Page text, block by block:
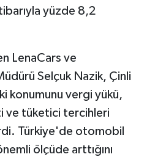
yüzde 8,2
LenaCars ve
Selçuk Nazik, Çinli
konumunu vergi yükü,
ve tüketici tercihleri
Türkiye'de otomobil
ölçüde arttığını